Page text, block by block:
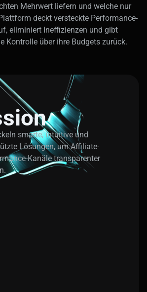
Mehrwert liefern und welche nur
deckt versteckte Performance-
eliminiert Ineffizienzen und gibt
Kontrolle über ihre Budgets zurück.
smarte, intuitive und
Lösungen, um Affiliate-
Kanäle transparenter